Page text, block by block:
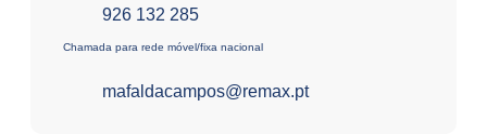
926 132 285
Chamada para rede móvel/fixa nacional
​mafaldacampos@remax.pt